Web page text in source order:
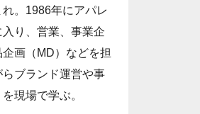
。1986年にアパレ
入り、営業、事業企
画（MD）などを担
らブランド運営や事
現場で学ぶ。